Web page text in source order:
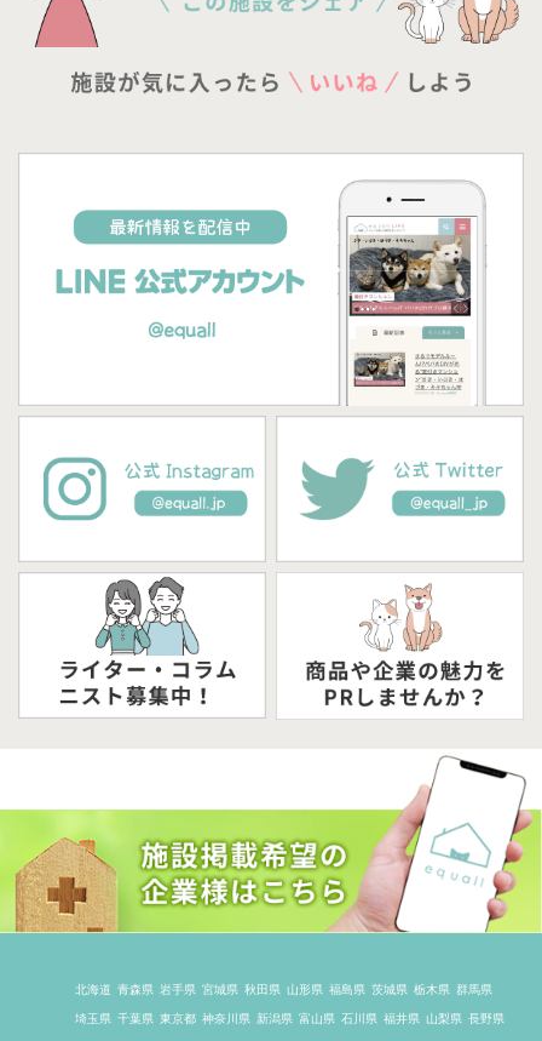
北海道 青森県 岩手県 宮城県 秋田県 山形県 福島県 茨城県 栃木県 群馬県
埼玉県 千葉県 東京都 神奈川県 新潟県 富山県 石川県 福井県 山梨県 長野県